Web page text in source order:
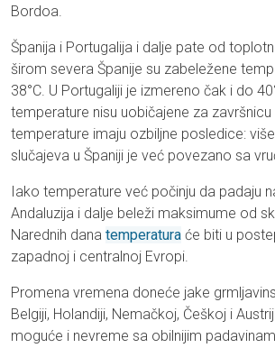
Bordoa.
Španija i Portugalija i dalje pate od
širom severa Španije su zabeležene
38°C. U Portugaliji je izmereno čak i do
temperature nisu uobičajene za
temperature imaju ozbiljne posledice:
slučajeva u Španiji je već povezano sa
Iako temperature već počinju da padaju
Andaluzija i dalje beleži maksimume od
Narednih dana temperatura će biti u
zapadnoj i centralnoj Evropi.
Promena vremena doneće jake
Belgiji, Holandiji, Nemačkoj, Češkoj i
moguće i nevreme sa obilnijim